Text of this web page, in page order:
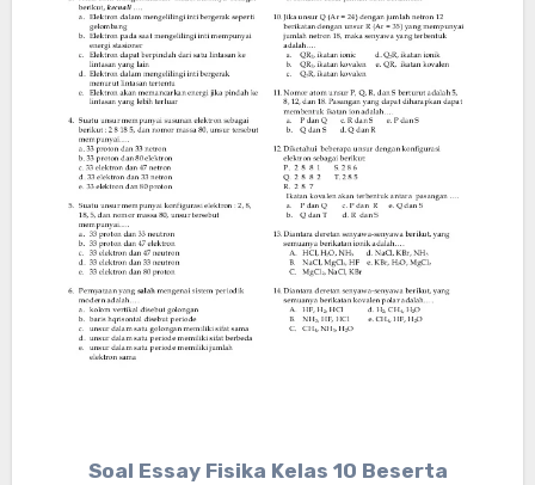
Soal Essay Fisika Kelas 10 Beserta